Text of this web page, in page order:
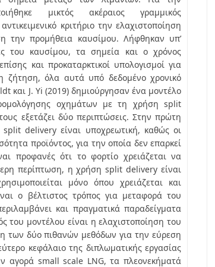
μικτός ακέραιος γραμμικός
κριτήριο την ελαχιστοποίηση
την προμήθεια καυσίμου. Λήφθηκαν υπ’
του καυσίμου, τα σημεία και ο χρόνος
και προκαταρκτικοί υπολογισμοί για
ζήτηση, όλα αυτά υπό δεδομένο χρονικό
και J. Yi (2019) δημιούργησαν ένα μοντέλο
οχημάτων με τη χρήση split
εξετάζει δύο περιπτώσεις. Στην πρώτη
delivery είναι υποχρεωτική, καθώς οι
προϊόντος, για την οποία δεν επαρκεί
προφανές ότι το φορτίο χρειάζεται να
περίπτωση, η χρήση split delivery είναι
μόνο όπου χρειάζεται και
ο βέλτιστος τρόπος για μεταφορά του
και πραγματικά παραδείγματα
του μοντέλου είναι η ελαχιστοποίηση του
των δύο πιθανών μεθόδων για την εύρεση
κεφάλαιο της διπλωματικής εργασίας
αγορά small scale LNG, τα πλεονεκήματά